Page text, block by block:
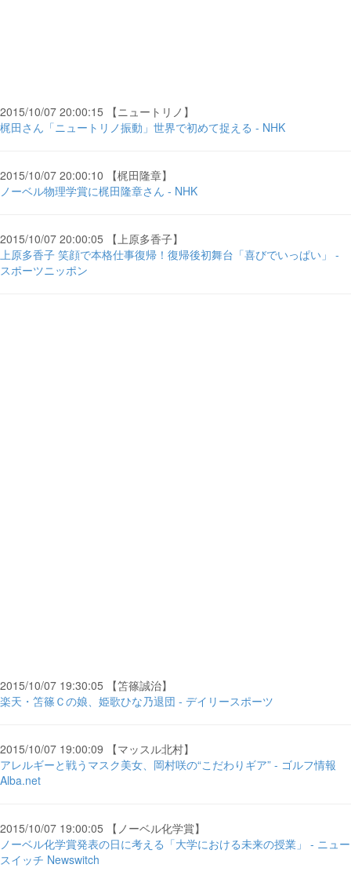
2015/10/07 20:00:15 【ニュートリノ】
梶田さん「ニュートリノ振動」世界で初めて捉える - NHK
2015/10/07 20:00:10 【梶田隆章】
ノーベル物理学賞に梶田隆章さん - NHK
2015/10/07 20:00:05 【上原多香子】
上原多香子 笑顔で本格仕事復帰！復帰後初舞台「喜びでいっぱい」 -
スポーツニッポン
2015/10/07 19:30:05 【笘篠誠治】
楽天・笘篠Ｃの娘、姫歌ひな乃退団 - デイリースポーツ
2015/10/07 19:00:09 【マッスル北村】
アレルギーと戦うマスク美女、岡村咲の“こだわりギア” - ゴルフ情報
Alba.net
2015/10/07 19:00:05 【ノーベル化学賞】
ノーベル化学賞発表の日に考える「大学における未来の授業」 - ニュー
スイッチ Newswitch